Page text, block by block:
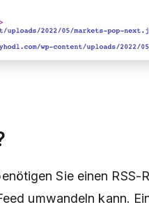
Sie einen RSS-
umwandeln kann.